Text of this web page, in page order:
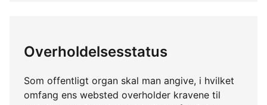
Overholdelsesstatus
Som offentligt organ skal man angive, i hvilket
omfang ens websted overholder kravene til